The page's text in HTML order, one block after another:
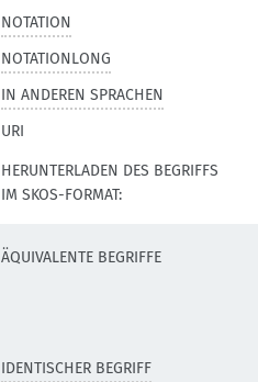
NOTATION
NOTATIONLONG
IN ANDEREN SPRACHEN
URI
HERUNTERLADEN DES BEGRIFFS
IM SKOS-FORMAT:
ÄQUIVALENTE BEGRIFFE
IDENTISCHER BEGRIFF